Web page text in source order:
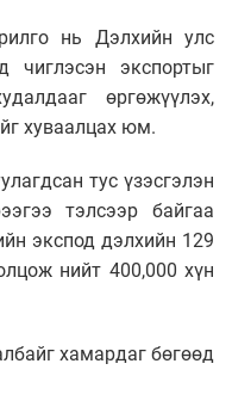
нь Дэлхийн улс
чиглэсэн экспортыг
өргөжүүлэх,
хуваалцах юм.
тус үзэсгэлэн
тэлсээр байгаа
экспод дэлхийн 129
нийт 400,000 хүн
хамардаг бөгөөд